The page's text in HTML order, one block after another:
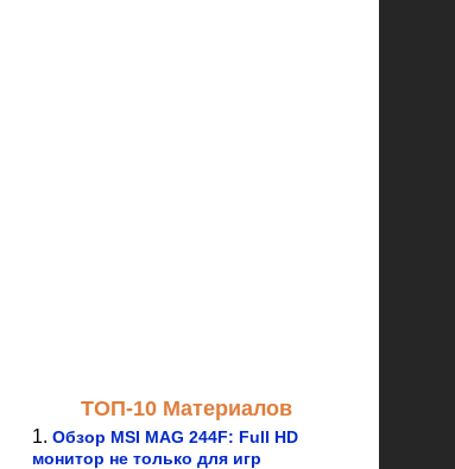
ТОП-10 Материалов
Обзор MSI MAG 244F: Full HD
монитор не только для игр